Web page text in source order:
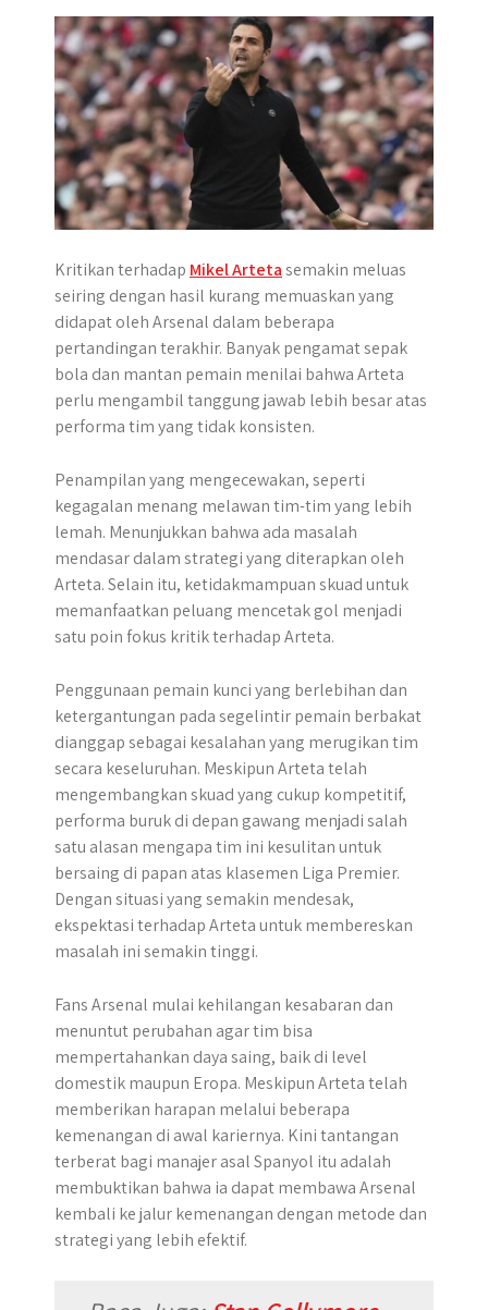
Kritikan terhadap Mikel Artetasemakin meluas
seiring dengan hasil kurang memuaskan yang
didapat oleh Arsenal dalam beberapa
pertandingan terakhir. Banyak pengamat sepak
bola dan mantan pemain menilai bahwa Arteta
perlu mengambil tanggung jawab lebih besar atas
performa tim yang tidak konsisten.
Penampilan yang mengecewakan, seperti
kegagalan menang melawan tim-tim yang lebih
lemah. Menunjukkan bahwa ada masalah
mendasar dalam strategi yang diterapkan oleh
Arteta. Selain itu, ketidakmampuan skuad untuk
memanfaatkan peluang mencetak gol menjadi
satu poin fokus kritik terhadap Arteta.
Penggunaan pemain kunci yang berlebihan dan
ketergantungan pada segelintir pemain berbakat
dianggap sebagai kesalahan yang merugikan tim
secara keseluruhan. Meskipun Arteta telah
mengembangkan skuad yang cukup kompetitif,
performa buruk di depan gawang menjadi salah
satu alasan mengapa tim ini kesulitan untuk
bersaing di papan atas klasemen Liga Premier.
Dengan situasi yang semakin mendesak,
ekspektasi terhadap Arteta untuk membereskan
masalah ini semakin tinggi.
Fans Arsenal mulai kehilangan kesabaran dan
menuntut perubahan agar tim bisa
mempertahankan daya saing, baik di level
domestik maupun Eropa. Meskipun Arteta telah
memberikan harapan melalui beberapa
kemenangan di awal kariernya. Kini tantangan
terberat bagi manajer asal Spanyol itu adalah
membuktikan bahwa ia dapat membawa Arsenal
kembali ke jalur kemenangan dengan metode dan
strategi yang lebih efektif.